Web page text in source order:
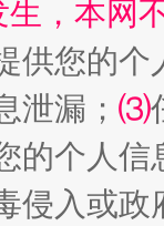
生，本网
供您的个
泄漏； ⑶
的个人
侵入或